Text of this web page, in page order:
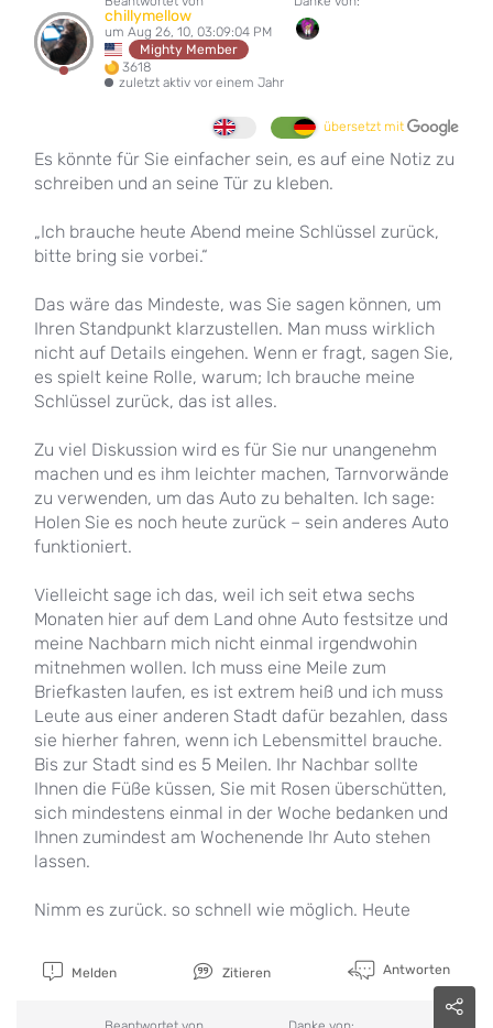
chillymellow
um Aug 26, 10, 03:09:04 PM
Mighty Member
3618
zuletzt aktiv vor einem Jahr
übersetzt mit
Es könnte für Sie einfacher sein, es auf eine Notiz zu
schreiben und an seine Tür zu kleben.
„Ich brauche heute Abend meine Schlüssel zurück,
bitte bring sie vorbei.“
Das wäre das Mindeste, was Sie sagen können, um
Ihren Standpunkt klarzustellen. Man muss wirklich
nicht auf Details eingehen. Wenn er fragt, sagen Sie,
es spielt keine Rolle, warum; Ich brauche meine
Schlüssel zurück, das ist alles.
Zu viel Diskussion wird es für Sie nur unangenehm
machen und es ihm leichter machen, Tarnvorwände
zu verwenden, um das Auto zu behalten. Ich sage:
Holen Sie es noch heute zurück – sein anderes Auto
funktioniert.
Vielleicht sage ich das, weil ich seit etwa sechs
Monaten hier auf dem Land ohne Auto festsitze und
meine Nachbarn mich nicht einmal irgendwohin
mitnehmen wollen. Ich muss eine Meile zum
Briefkasten laufen, es ist extrem heiß und ich muss
Leute aus einer anderen Stadt dafür bezahlen, dass
sie hierher fahren, wenn ich Lebensmittel brauche.
Bis zur Stadt sind es 5 Meilen. Ihr Nachbar sollte
Ihnen die Füße küssen, Sie mit Rosen überschütten,
sich mindestens einmal in der Woche bedanken und
Ihnen zumindest am Wochenende Ihr Auto stehen
lassen.
Nimm es zurück. so schnell wie möglich. Heute
Melden Zitieren Antworten